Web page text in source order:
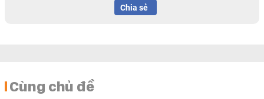
Chia sẻ
Cùng chủ đề